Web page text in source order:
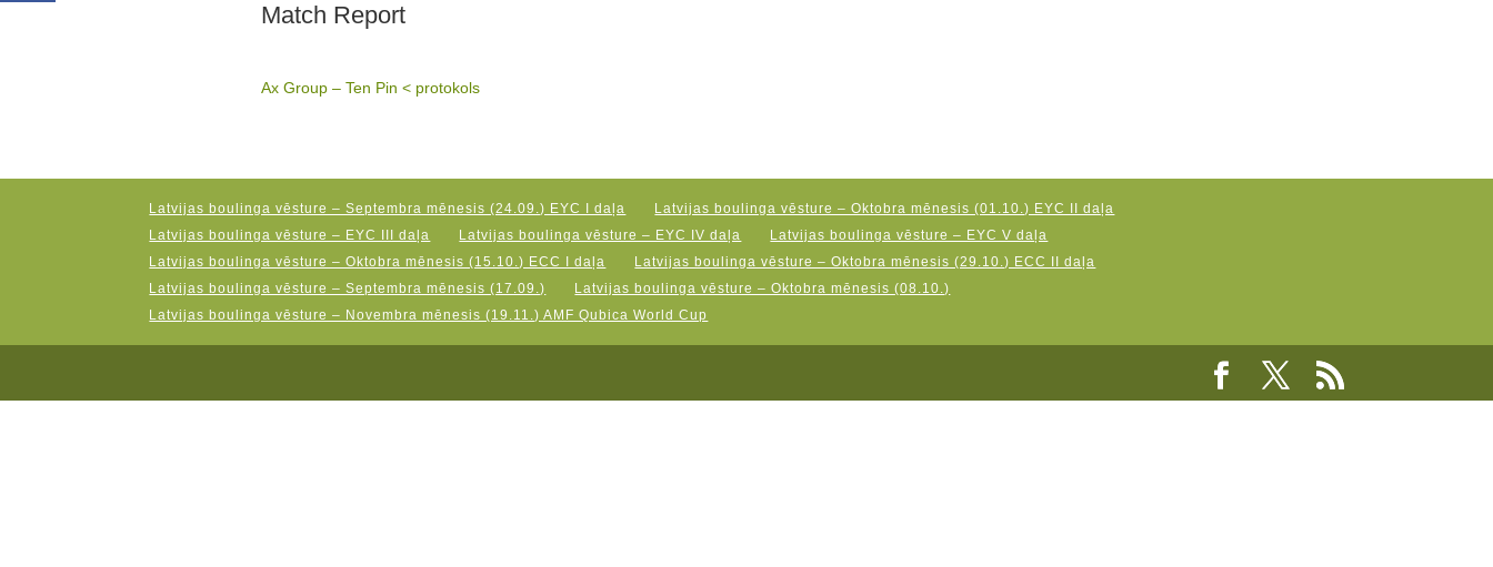
Match Report
Ax Group – Ten Pin < protokols
Latvijas boulinga vēsture – Septembra mēnesis (24.09.) EYC I daļa
Latvijas boulinga vēsture – Oktobra mēnesis (01.10.) EYC II daļa
Latvijas boulinga vēsture – EYC III daļa
Latvijas boulinga vēsture – EYC IV daļa
Latvijas boulinga vēsture – EYC V daļa
Latvijas boulinga vēsture – Oktobra mēnesis (15.10.) ECC I daļa
Latvijas boulinga vēsture – Oktobra mēnesis (29.10.) ECC II daļa
Latvijas boulinga vēsture – Septembra mēnesis (17.09.)
Latvijas boulinga vēsture – Oktobra mēnesis (08.10.)
Latvijas boulinga vēsture – Novembra mēnesis (19.11.) AMF Qubica World Cup